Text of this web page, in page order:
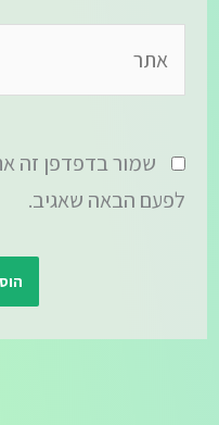
שמור בדפדפן זה
לפעם הבאה שאגיב.